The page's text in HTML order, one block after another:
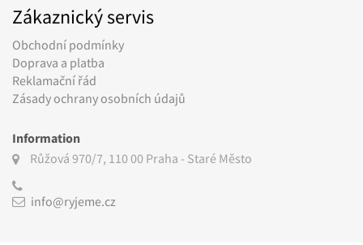
Zákaznický servis
Obchodní podmínky
Doprava a platba
Reklamační řád
Zásady ochrany osobních údajů
Information
Růžová 970/7, 110 00 Praha - Staré Město
info@ryjeme.cz